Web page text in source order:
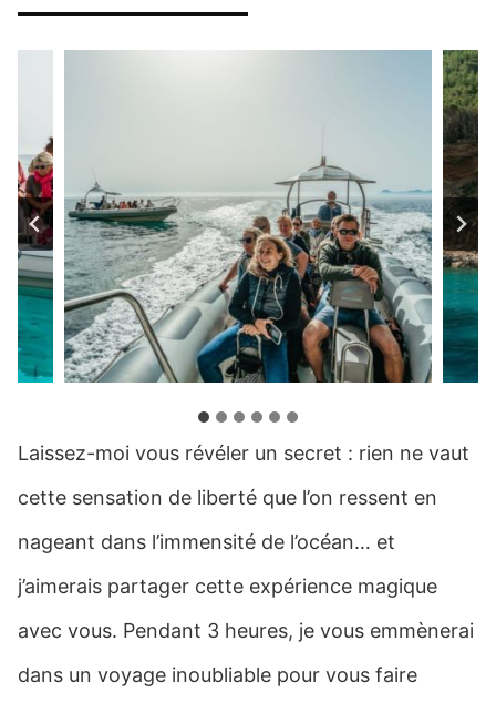
Laissez-moi vous révéler un secret : rien ne vaut
cette sensation de liberté que l’on ressent en
nageant dans l’immensité de l’océan… et
j’aimerais partager cette expérience magique
avec vous. Pendant 3 heures, je vous emmènerai
dans un voyage inoubliable pour vous faire